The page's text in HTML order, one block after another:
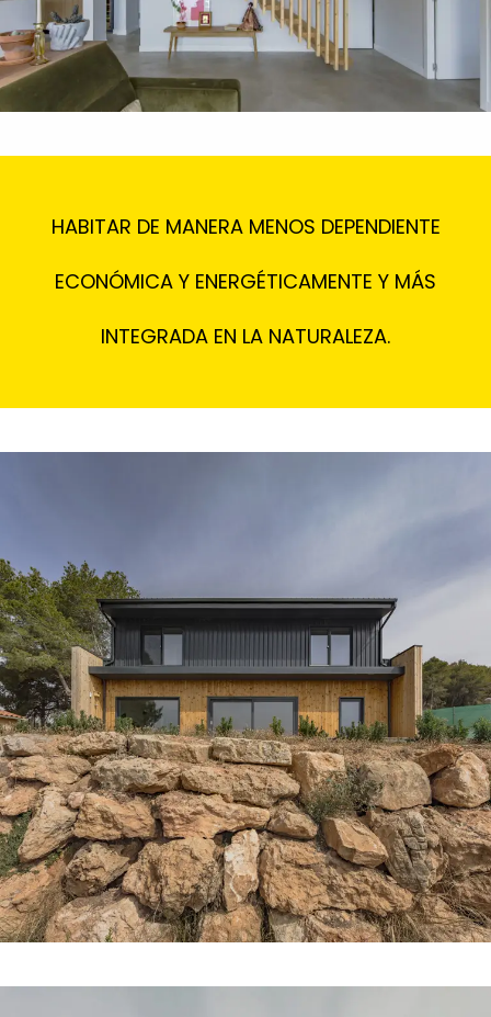
HABITAR DE MANERA MENOS DEPENDIENTE
ECONÓMICA Y ENERGÉTICAMENTE Y MÁS
INTEGRADA EN LA NATURALEZA.